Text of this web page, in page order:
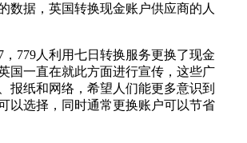
据，英国转换现金账户供应商的人
779人利用七日转换服务更换了现金
国一直在就此方面进行宣传，这些广
报纸和网络，希望人们能更多意识到
以选择，同时通常更换账户可以节省